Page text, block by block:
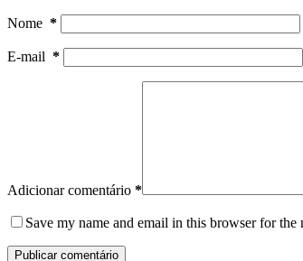
Nome *
E-mail *
Adicionar comentário *
Save my name and email in this browser for the
Publicar comentário